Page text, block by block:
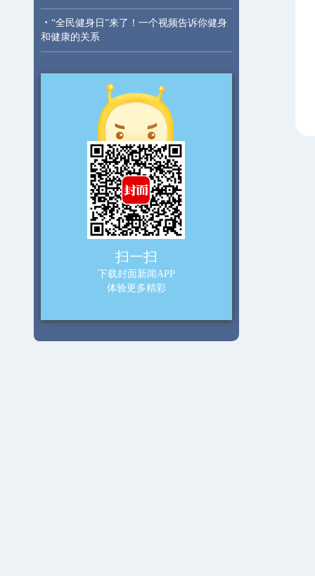
· “全民健身日”来了！一个视频告诉你健身
和健康的关系
扫一扫
下载封面新闻APP
体验更多精彩